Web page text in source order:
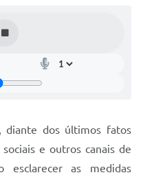
diante dos últimos fatos
e outros canais de
esclarecer as medidas